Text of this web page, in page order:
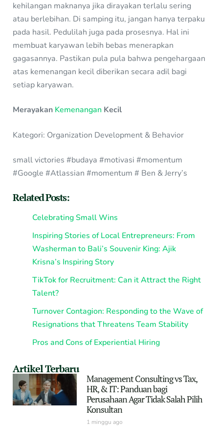
kehilangan maknanya jika dirayakan terlalu sering
atau berlebihan. Di samping itu, jangan hanya terpaku
pada hasil. Pedulilah juga pada prosesnya. Hal ini
membuat karyawan lebih bebas menerapkan
gagasannya. Pastikan pula pula bahwa pengehargaan
atas kemenangan kecil diberikan secara adil bagi
setiap karyawan.
Merayakan Kemenangan Kecil
Kategori: Organization Development & Behavior
small victories #budaya #motivasi #momentum
#Google #Atlassian #momentum # Ben & Jerry’s
Related Posts:
Celebrating Small Wins
Inspiring Stories of Local Entrepreneurs: From
Washerman to Bali’s Souvenir King: Ajik
Krisna’s Inspiring Story
TikTok for Recruitment: Can it Attract the Right
Talent?
Turnover Contagion: Responding to the Wave of
Resignations that Threatens Team Stability
Pros and Cons of Experiential Hiring
Artikel Terbaru
Management Consulting vs Tax,
HR, & IT: Panduan bagi
Perusahaan Agar Tidak Salah Pilih
Konsultan
1 minggu ago